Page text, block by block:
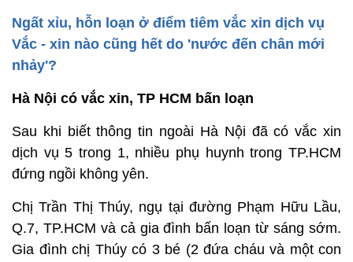
Ngất xỉu, hỗn loạn ở điểm tiêm vắc xin dịch vụ
Vắc - xin nào cũng hết do 'nước đến chân mới
nhảy'?
Hà Nội có vắc xin, TP HCM bấn loạn
Sau khi biết thông tin ngoài Hà Nội đã có vắc xin
dịch vụ 5 trong 1, nhiều phụ huynh trong TP.HCM
đứng ngồi không yên.
Chị Trần Thị Thúy, ngụ tại đường Phạm Hữu Lầu,
Q.7, TP.HCM và cả gia đình bấn loạn từ sáng sớm.
Gia đình chị Thúy có 3 bé (2 đứa cháu và một con